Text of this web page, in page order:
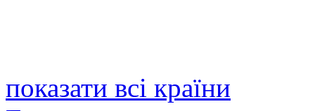
показати всі країни